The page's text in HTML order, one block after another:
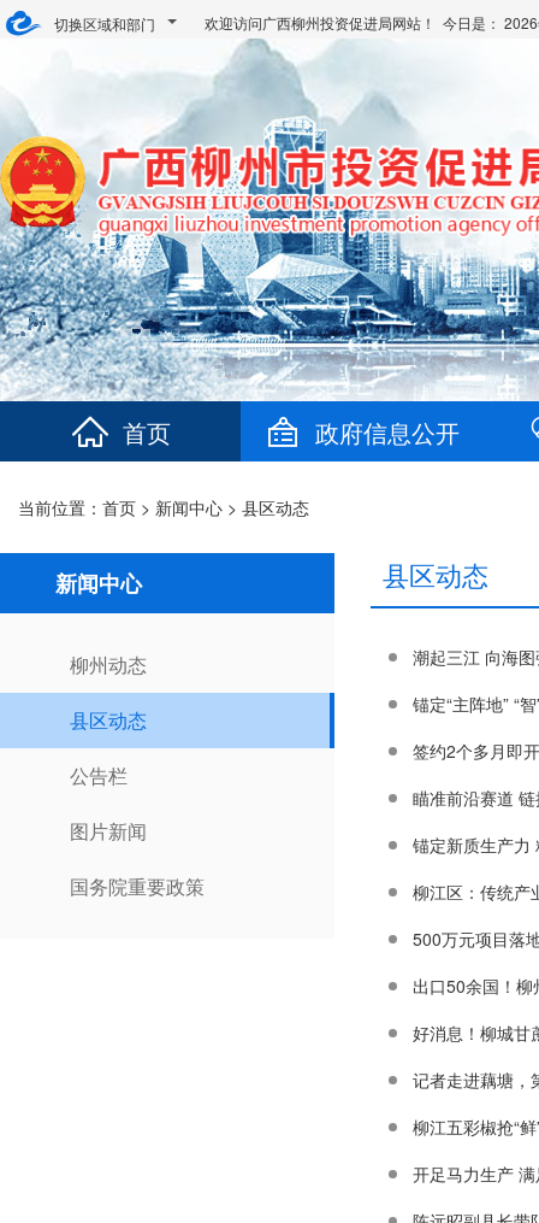
切换区域和部门 欢迎访问广西柳州投资促进局网站！ 今日是：
首页 政府信息公开
当前位置： 首页 > 新闻中心 > 县区动态
新闻中心
柳州动态
县区动态
公告栏
图片新闻
国务院重要政策
县区动态
潮起三江 向海
签约2个多月即
瞄准前沿赛道
锚定新质生产力
500万元项目落
出口50余国！柳
好消息！柳城甘
记者走进藕塘，
柳江五彩椒抢“
开足马力生产